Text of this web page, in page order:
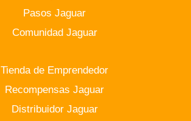
Pasos Jaguar
Comunidad Jaguar
Tienda de Emprendedor
Recompensas Jaguar
Distribuidor Jaguar